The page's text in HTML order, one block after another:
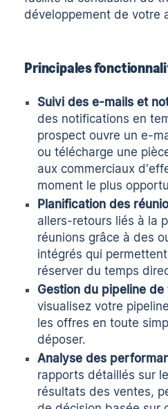
développement de votre
Principales
Suivi des e-mails et
des notifications en
prospect ouvre un e-
ou télécharge une
aux commerciaux
moment le plus
Planification des
allers-retours liés à la
réunions grâce à des
intégrés qui
réserver du temps
Gestion du pipeline
visualisez votre
les offres en toute
déposer.
Analyse des
rapports détaillés sur
résultats des ventes,